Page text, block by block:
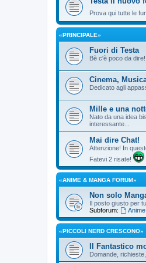
Prova qui tutte le
«PRINCIPALE»
Fuori di Testa
Bè c'è poco da
Cinema,
Dedicato agli
Mille e una
Nato da una idea
interessante...
Mai dire Chat!
Attenzione! In
Fatevi 2 risate!
«ANIME & MANGA FORUM»
Non solo
Il posto giusto per
Subforum:
«PICCOLI NERD CRESCONO»
Il Fantastico
Domande,